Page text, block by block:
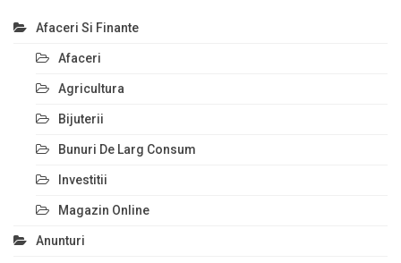
Afaceri Si Finante
Afaceri
Agricultura
Bijuterii
Bunuri De Larg Consum
Investitii
Magazin Online
Anunturi